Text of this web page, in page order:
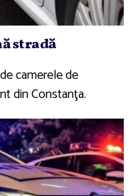
stradă
camerele de
din Constanţa.